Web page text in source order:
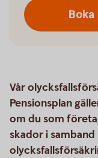
Vår
Pensionsplan
om du som
skador i